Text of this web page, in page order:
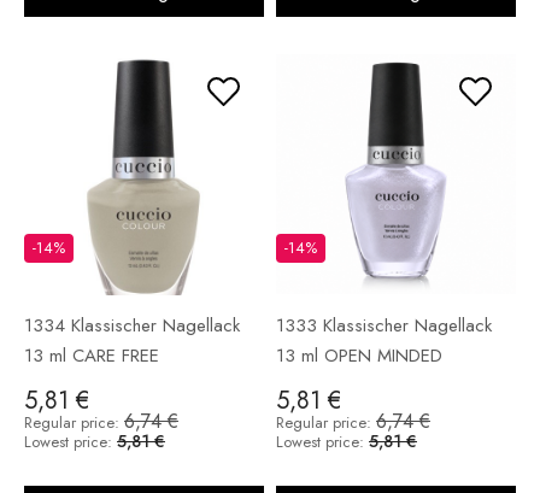
1334 Klassischer Nagellack
13 ml CARE FREE
5,81 €
-14%
Regular price: 6,74 €
Lowest price: 5,81 €
1333 Klassischer Nagellack
13 ml OPEN MINDED
5,81 €
-14%
Regular price: 6,74 €
Lowest price: 5,81 €